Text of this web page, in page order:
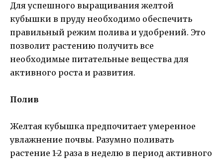
Для успешного выращивания желтой
кубышки в пруду необходимо обеспечить
правильный режим полива и удобрений. Это
позволит растению получить все
необходимые питательные вещества для
активного роста и развития.
Полив
Желтая кубышка предпочитает умеренное
увлажнение почвы. Разумно поливать
растение 1-2 раза в неделю в период активного